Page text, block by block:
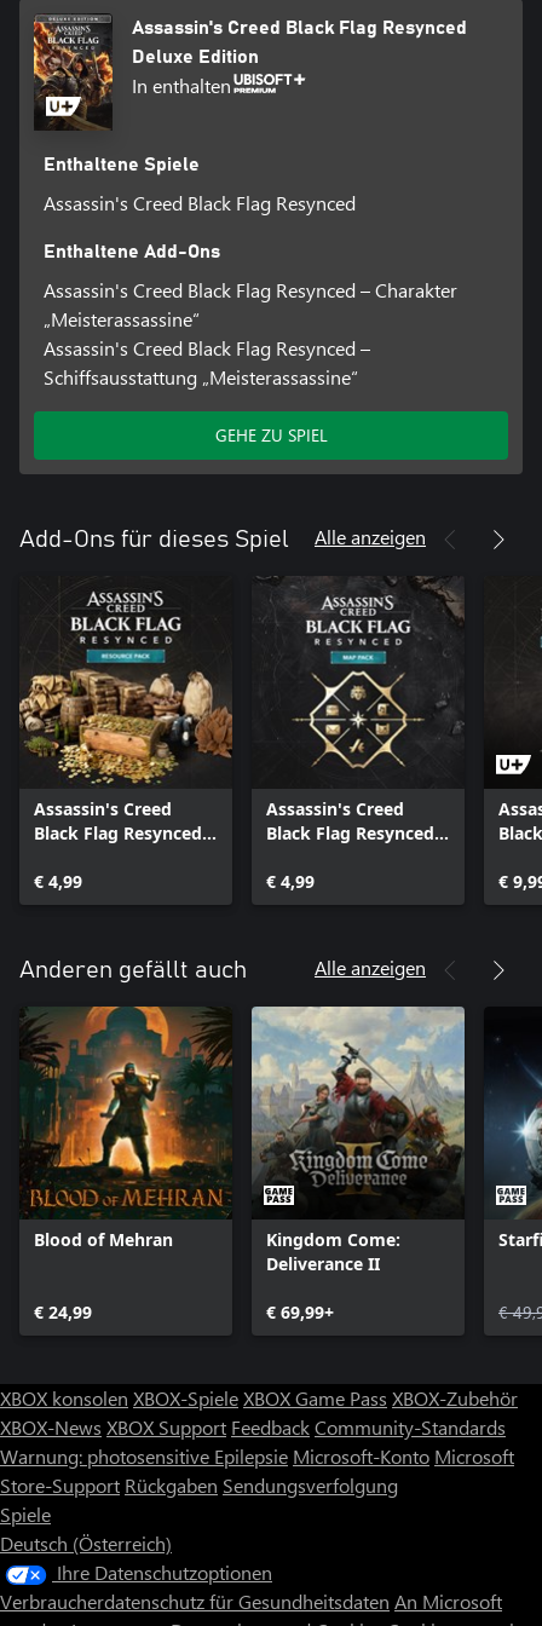
Assassin's Creed Black Flag Resynced
Deluxe Edition
In enthalten
Enthaltene Spiele
Assassin's Creed Black Flag Resynced
Enthaltene Add-Ons
Assassin's Creed Black Flag Resynced – Charakter
„Meisterassassine“
Assassin's Creed Black Flag Resynced –
Schiffsausstattung „Meisterassassine“
GEHE ZU SPIEL
Add-Ons für dieses Spiel Alle anzeigen
Assassin's Creed
Black Flag Resynced –
€ 4,99
Assassin's Creed
Black Flag Resynced –
€ 4,99
€
Anderen gefällt auch Alle anzeigen
Blood of Mehran
€ 24,99
Kingdom Come:
Deliverance II
€ 69,99+ €
XBOX konsolen XBOX-SpieleXBOX Game Pass XBOX-Zubehör
XBOX-News XBOX Support FeedbackCommunity-Standards
Warnung: photosensitive Epilepsie Microsoft-Konto Microsoft
Store-Support Rückgaben Sendungsverfolgung
Spiele
Deutsch (Österreich)
Ihre Datenschutzoptionen
Verbraucherdatenschutz für Gesundheitsdaten An Microsoft